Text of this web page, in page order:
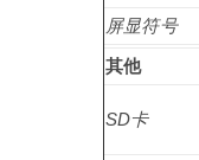
屏显符号
其他
SD卡